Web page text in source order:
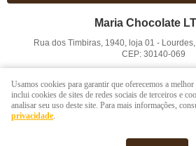
Maria Chocolate
Rua dos Timbiras, 1940, loja 01 -
CEP: 30140-069
LOJA VIRTUAL CRIADA POR
Usamos cookies para garantir que oferecemos a
inclui cookies de sites de redes sociais de terceiros e
analisar seu uso deste site. Para mais informações,
privacidade.